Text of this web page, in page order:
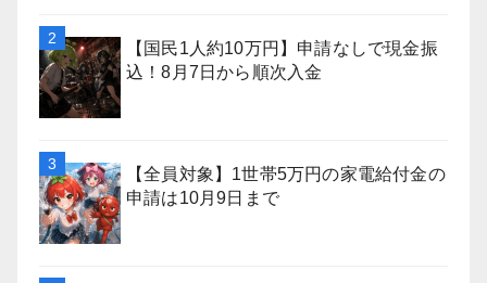
【国民1人約10万円】申請なしで現金振
込！8月7日から順次入金
【全員対象】1世帯5万円の家電給付金の
申請は10月9日まで